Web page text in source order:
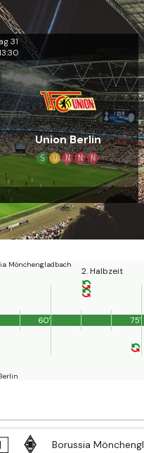
31
Union Berlin
S U N N N
Mönchengladbach
2. Halbzeit
60' 75'
Borussia